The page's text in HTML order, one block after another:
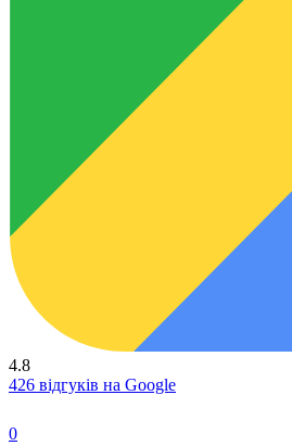
4.8
426 відгуків на Google
0